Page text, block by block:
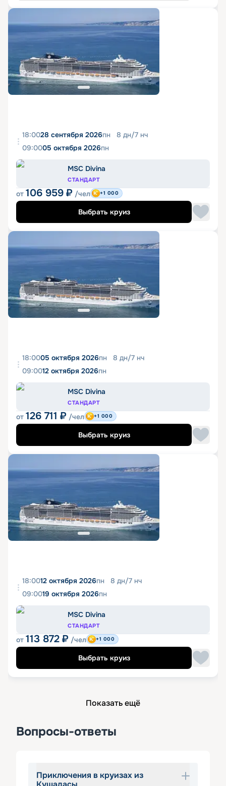
18:0028 сентября 2026пн 8 дн/7 нч
09:0005 октября 2026пн
MSC Divina
СТАНДАРТ
от 106 959 ₽ /чел +1 000
Выбрать круиз
18:0005 октября 2026пн 8 дн/7 нч
09:0012 октября 2026пн
MSC Divina
СТАНДАРТ
от 126 711 ₽ /чел +1 000
Выбрать круиз
18:0012 октября 2026пн 8 дн/7 нч
09:0019 октября 2026пн
MSC Divina
СТАНДАРТ
от 113 872 ₽ /чел +1 000
Выбрать круиз
Показать ещё
Вопросы-ответы
Приключения в круизах из